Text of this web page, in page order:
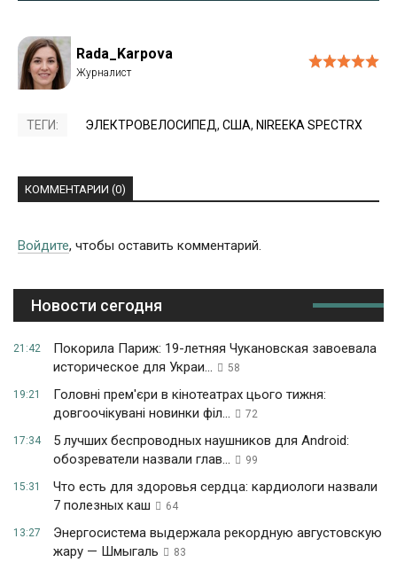
Rada_Karpova
ТЕГИ: ЭЛЕКТРОВЕЛОСИПЕД, США, NIREEKA SPECTRX
КОММЕНТАРИИ (0)
Войдите, чтобы оставить комментарий.
Новости сегодня
21:42
Покорила Париж: 19-летняя Чукановская завоевала
историческое для Украи...
58
19:21
Головні прем'єри в кінотеатрах цього тижня:
довгоочікувані новинки філ...
72
17:34
5 лучших беспроводных наушников для Android:
обозреватели назвали глав...
99
15:31
Что есть для здоровья сердца: кардиологи назвали
7 полезных каш
64
13:27
Энергосистема выдержала рекордную августовскую
жару — Шмыгаль
83